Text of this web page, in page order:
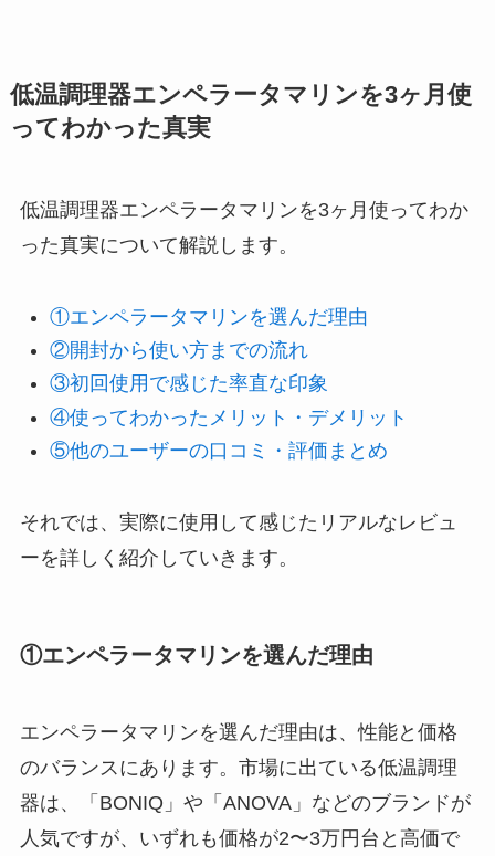
低温調理器エンペラータマリンを3ヶ月使
ってわかった真実
低温調理器エンペラータマリンを3ヶ月使ってわか
った真実について解説します。
①エンペラータマリンを選んだ理由
②開封から使い方までの流れ
③初回使用で感じた率直な印象
④使ってわかったメリット・デメリット
⑤他のユーザーの口コミ・評価まとめ
それでは、実際に使用して感じたリアルなレビュ
ーを詳しく紹介していきます。
①エンペラータマリンを選んだ理由
エンペラータマリンを選んだ理由は、性能と価格
のバランスにあります。市場に出ている低温調理
器は、「BONIQ」や「ANOVA」などのブランドが
人気ですが、いずれも価格が2〜3万円台と高価で